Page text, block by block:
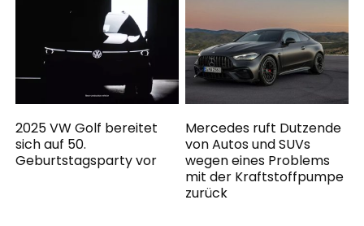
2025 VW Golf bereitet
sich auf 50.
Geburtstagsparty vor
Mercedes ruft Dutzende
von Autos und SUVs
wegen eines Problems
mit der Kraftstoffpumpe
zurück